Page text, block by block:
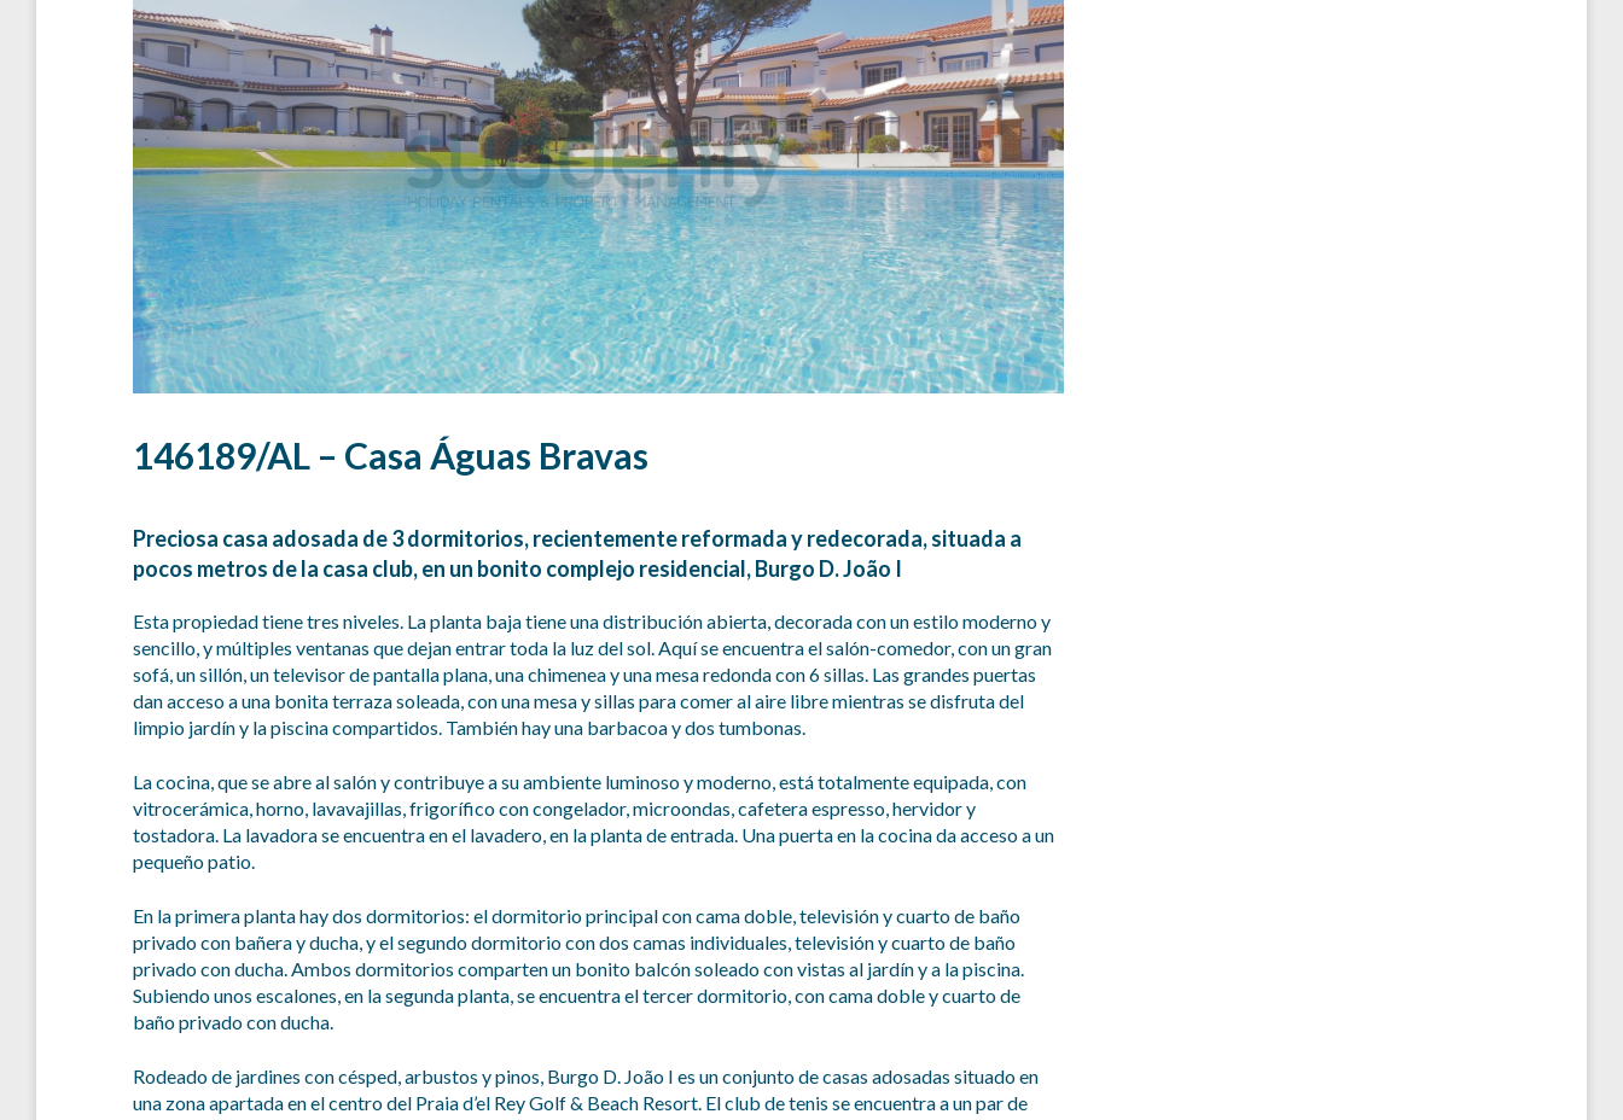
146189/AL – Casa Águas Bravas
Preciosa casa adosada de 3 dormitorios, recientemente reformada y redecorada, situada a
pocos metros de la casa club, en un bonito complejo residencial, Burgo D. João I
Esta propiedad tiene tres niveles. La planta baja tiene una distribución abierta, decorada con un estilo moderno y
sencillo, y múltiples ventanas que dejan entrar toda la luz del sol. Aquí se encuentra el salón-comedor, con un gran
sofá, un sillón, un televisor de pantalla plana, una chimenea y una mesa redonda con 6 sillas. Las grandes puertas
dan acceso a una bonita terraza soleada, con una mesa y sillas para comer al aire libre mientras se disfruta del
limpio jardín y la piscina compartidos. También hay una barbacoa y dos tumbonas.
La cocina, que se abre al salón y contribuye a su ambiente luminoso y moderno, está totalmente equipada, con
vitrocerámica, horno, lavavajillas, frigorífico con congelador, microondas, cafetera espresso, hervidor y
tostadora. La lavadora se encuentra en el lavadero, en la planta de entrada. Una puerta en la cocina da acceso a un
pequeño patio.
En la primera planta hay dos dormitorios: el dormitorio principal con cama doble, televisión y cuarto de baño
privado con bañera y ducha, y el segundo dormitorio con dos camas individuales, televisión y cuarto de baño
privado con ducha. Ambos dormitorios comparten un bonito balcón soleado con vistas al jardín y a la piscina.
Subiendo unos escalones, en la segunda planta, se encuentra el tercer dormitorio, con cama doble y cuarto de
baño privado con ducha.
Rodeado de jardines con césped, arbustos y pinos, Burgo D. João I es un conjunto de casas adosadas situado en
una zona apartada en el centro del Praia d’el Rey Golf & Beach Resort. El club de tenis se encuentra a un par de